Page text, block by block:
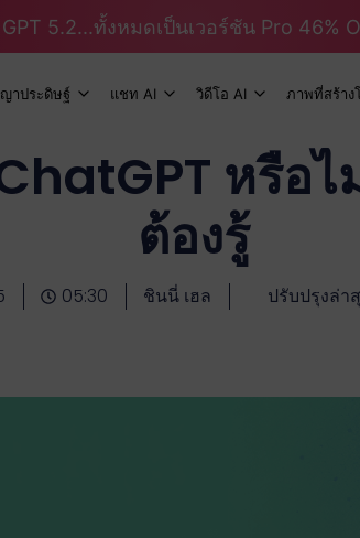
5.2...ทั้งหมดเป็นเวอร์ชัน Pro 46%
าประดิษฐ์ แชท AI วิดีโอ AI ภาพที่สร้า
หรือ
ต้องรู้
05:30 ชินนี่ เฮล ปรับปรุงล่า